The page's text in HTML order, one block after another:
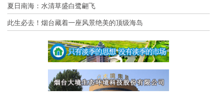
夏日南海：水清草盛白鹭翩飞
此生必去！烟台藏着一座风景绝美的顶级海岛